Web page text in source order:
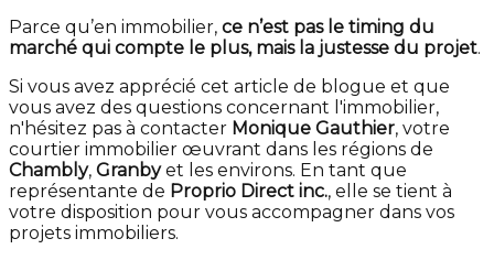
Parce qu’en immobilier, ce n’est pas le timing du
marché qui compte le plus, mais la justesse du projet.
Si vous avez apprécié cet article de blogue et que
vous avez des questions concernant l'immobilier,
n'hésitez pas à contacter Monique Gauthier, votre
courtier immobilier œuvrant dans les régions de
Chambly, Granbyet les environs. En tant que
représentante de Proprio Direct inc., elle se tient à
votre disposition pour vous accompagner dans vos
projets immobiliers.